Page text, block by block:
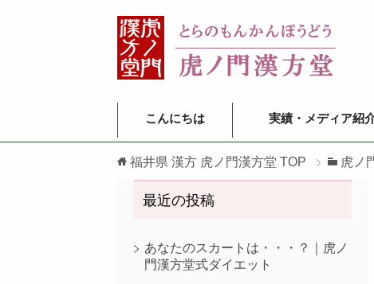
こんにちは 実績・メディア紹
福井県 漢方 虎ノ門漢方堂 TOP 虎ノ
最近の投稿
あなたのスカートは・・・？｜虎ノ
門漢方堂式ダイエット